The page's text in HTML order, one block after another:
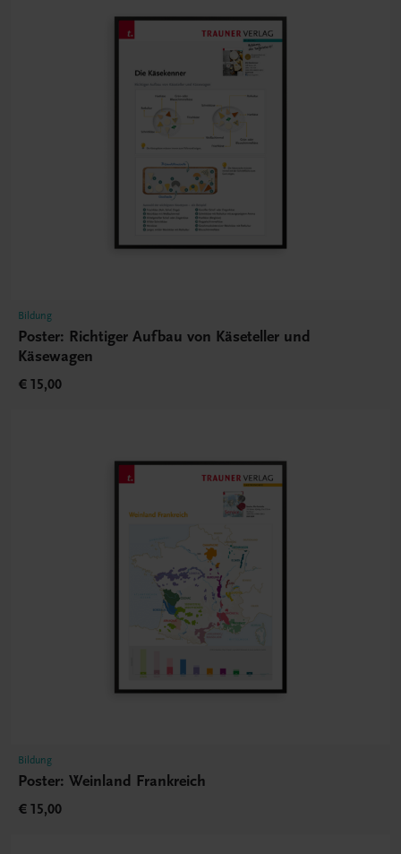
Bildung
Poster: Richtiger Aufbau von Käseteller und
Käsewagen
€ 15,00
Bildung
Poster: Weinland Frankreich
€ 15,00